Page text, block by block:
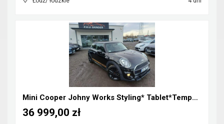
Mini Cooper Johny Works Styling* Tablet*Tempomat*S...
36 999,00 zł